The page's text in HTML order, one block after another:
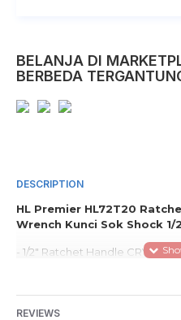
BELANJA DI
BERBEDA
DESCRIPTION
HL Premier HL72T20
Wrench Kunci Sok Shock 1/
- 1/2" Ratchet Handle CRV+72T
32mm
REVIEWS